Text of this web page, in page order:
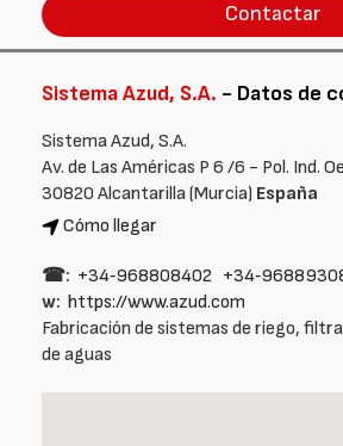
Contactar
Sistema Azud, S.A. - Datos de
Sistema Azud, S.A.
Av. de Las Américas P 6 /6 - Pol. Ind.
30820 Alcantarilla (Murcia) España
Cómo llegar
☎: +34‑968808402
w: https://www.azud.com
Fabricación de sistemas de riego,
de aguas